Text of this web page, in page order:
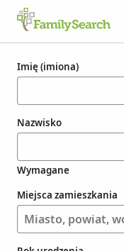
Imię (imiona)
Nazwisko
Wymagane
Miejsca zamieszkania